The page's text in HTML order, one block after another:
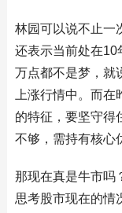
林园可以说不止一
还表示当前处在10
万点都不是梦，就
上涨行情中。而
的特征，要坚守得
不够，需持有核心
那现在真是牛市吗
思考股市现在的情